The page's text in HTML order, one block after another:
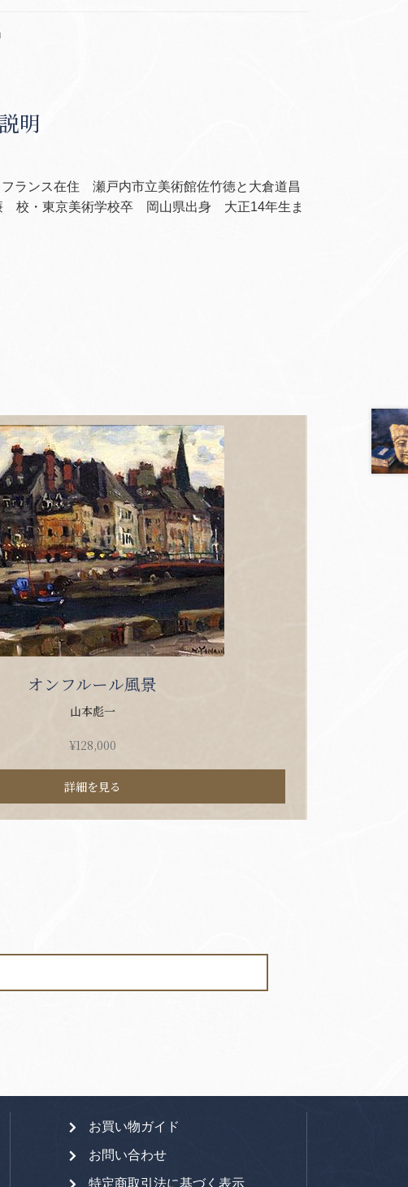
説明
ランス在住 瀬戸内市立美術館佐竹徳と大倉道昌
校・東京美術学校卒 岡山県出身 大正14年生ま
オンフルール風景
山本彪一
¥128,000
詳細を見る
お買い物ガイド
お問い合わせ
特定商取引法に基づく表示